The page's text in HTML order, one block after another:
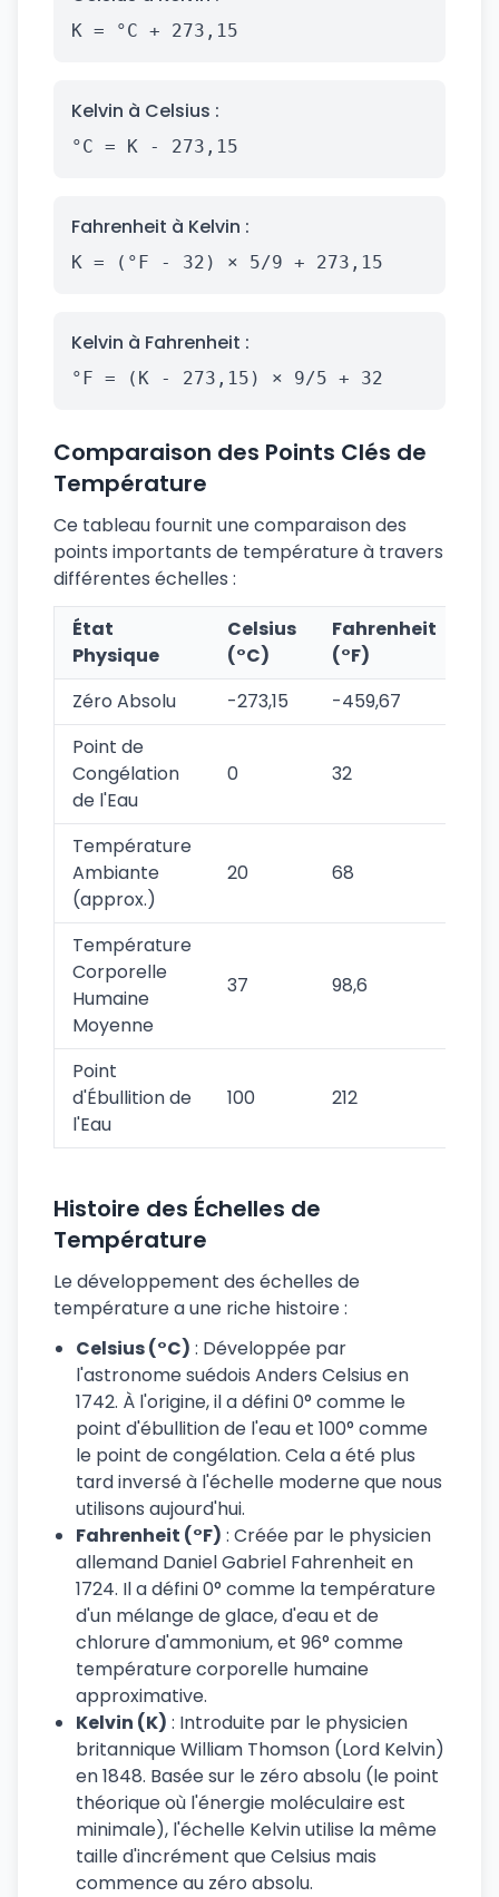
K = °C + 273,15
Kelvin à Celsius :
°C = K - 273,15
Fahrenheit à Kelvin :
K = (°F - 32) × 5/9 + 273,15
Kelvin à Fahrenheit :
°F = (K - 273,15) × 9/5 + 32
Comparaison des Points Clés de
Température
Ce tableau fournit une comparaison des
points importants de température à travers
différentes échelles :
État
Physique
Celsius
(°C)
Fahrenheit
(°F)
Zéro Absolu
-273,15 -459,67
Point de
Congélation
de l'Eau
0 32
Température
Ambiante
(approx.)
20 68
Température
Corporelle
Humaine
Moyenne
37 98,6
Point
d'Ébullition de
l'Eau
100 212
Histoire des Échelles de
Température
Le développement des échelles de
température a une riche histoire :
Celsius (°C) : Développée par
l'astronome suédois Anders Celsius en
1742. À l'origine, il a défini 0° comme le
point d'ébullition de l'eau et 100° comme
le point de congélation. Cela a été plus
tard inversé à l'échelle moderne que nous
utilisons aujourd'hui.
Fahrenheit (°F) : Créée par le physicien
allemand Daniel Gabriel Fahrenheit en
1724. Il a défini 0° comme la température
d'un mélange de glace, d'eau et de
chlorure d'ammonium, et 96° comme
température corporelle humaine
approximative.
Kelvin (K) : Introduite par le physicien
britannique William Thomson (Lord Kelvin)
en 1848. Basée sur le zéro absolu (le point
théorique où l'énergie moléculaire est
minimale), l'échelle Kelvin utilise la même
taille d'incrément que Celsius mais
commence au zéro absolu.